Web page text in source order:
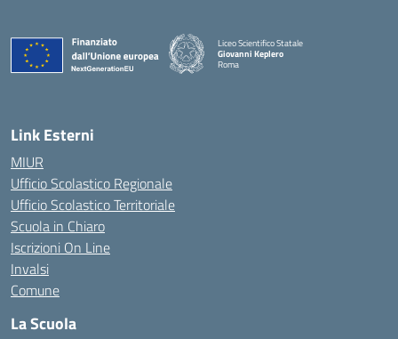
Liceo Scientifico Statale
Giovanni Keplero
Roma
Link Esterni
MIUR
Ufficio Scolastico Regionale
Ufficio Scolastico Territoriale
Scuola in Chiaro
Iscrizioni On Line
Invalsi
Comune
La Scuola